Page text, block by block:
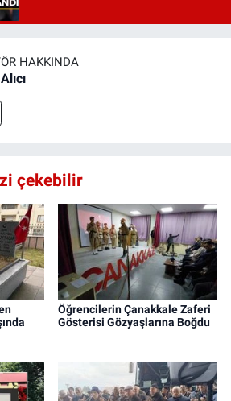
HAKKINDA
çekebilir
Öğrencilerin Çanakkale Zaferi
Gösterisi Gözyaşlarına Boğdu